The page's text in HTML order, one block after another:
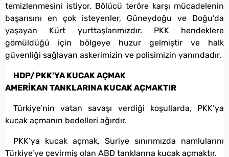
temizlenmesini istiyor. Bölücü teröre karşı mücadelenin
başarısını en çok isteyenler, Güneydoğu ve Doğu’da
yaşayan Kürt yurttaşlarımızdır. PKK hendeklere
gömüldüğü için bölgeye huzur gelmiştir ve halk
güvenliği sağlayan askerimizin ve polisimizin yanındadır.
HDP/PKK’YA KUCAK AÇMAK
AMERİKAN TANKLARINA KUCAK AÇMAKTIR
Türkiye’nin vatan savaşı verdiği koşullarda, PKK’ya
kucak açmanın bedelleri ağırdır.
PKK’ya kucak açmak, Suriye sınırımızda namlularını
Türkiye’ye çevirmiş olan ABD tanklarına kucak açmaktır.